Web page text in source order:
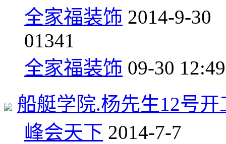
全家福装饰 2014-9-30
01341
全家福装饰 09-30 12:49
船艇学院.杨先生12号开
峰会天下 2014-7-7